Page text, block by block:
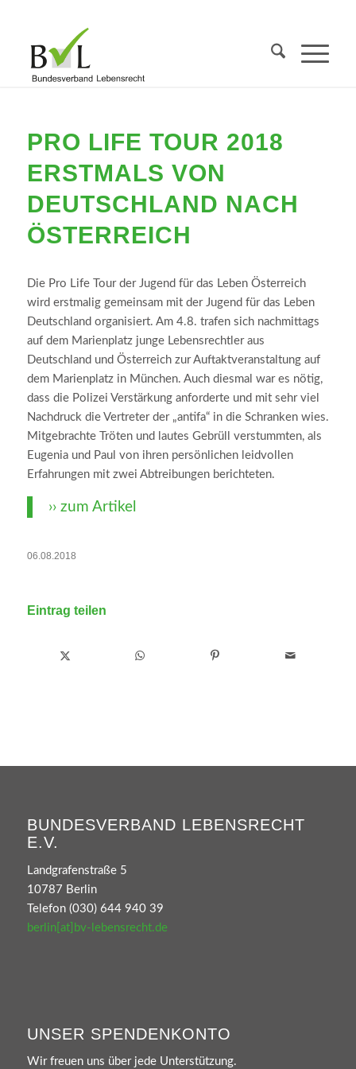
PRO LIFE TOUR 2018
ERSTMALS VON
DEUTSCHLAND NACH
ÖSTERREICH
Die Pro Life Tour der Jugend für das Leben Österreich
wird erstmalig gemeinsam mit der Jugend für das Leben
Deutschland organisiert. Am 4.8. trafen sich nachmittags
auf dem Marienplatz junge Lebensrechtler aus
Deutschland und Österreich zur Auftaktveranstaltung auf
dem Marienplatz in München. Auch diesmal war es nötig,
dass die Polizei Verstärkung anforderte und mit sehr viel
Nachdruck die Vertreter der „antifa“ in die Schranken wies.
Mitgebrachte Tröten und lautes Gebrüll verstummten, als
Eugenia und Paul von ihren persönlichen leidvollen
Erfahrungen mit zwei Abtreibungen berichteten.
›› zum Artikel
06.08.2018
Eintrag teilen
BUNDESVERBAND LEBENSRECHT
E.V.
Landgrafenstraße 5
10787 Berlin
Telefon (030) 644 940 39
berlin[at]bv-lebensrecht.de
UNSER SPENDENKONTO
Wir freuen uns über jede Unterstützung.